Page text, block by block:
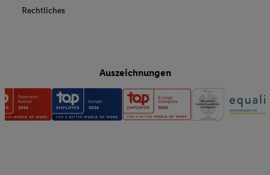
Rechtliches
Auszeichnungen